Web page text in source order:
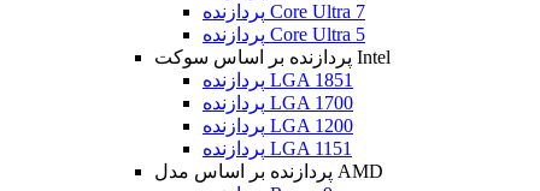
پردازنده Core Ultra 7
پردازنده Core Ultra 5
پردازنده بر اساس سوکت Intel
پردازنده LGA 1851
پردازنده LGA 1700
پردازنده LGA 1200
پردازنده LGA 1151
پردازنده بر اساس مدل AMD